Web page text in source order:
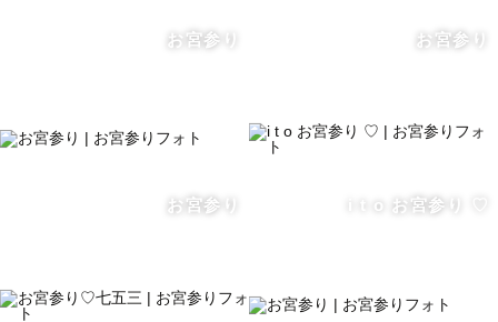
お宮参り お宮参り
お宮参り i t o お宮参り ♡